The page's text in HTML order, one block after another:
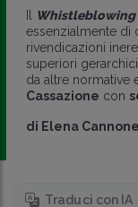
Il Whistleblowing
essenzialmente di
rivendicazioni
superiori
da altre normative
Cassazione con
di Elena Cannone
Traduci con IA